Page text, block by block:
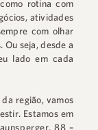
rotina com
atividades
com olhar
Ou seja, desde a
lado em cada
região, vamos
Estamos em
88 –